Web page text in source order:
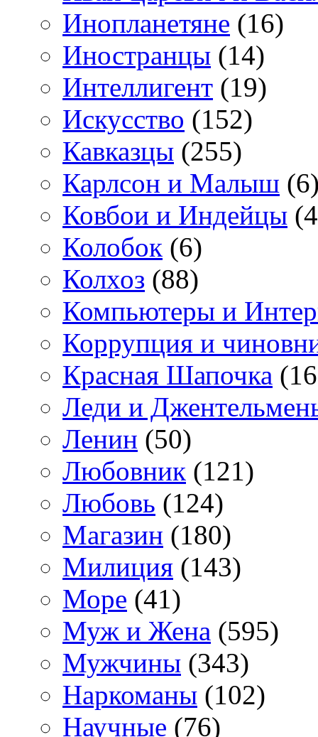
Инопланетяне (16)
Иностранцы (14)
Интеллигент (19)
Искусство (152)
Кавказцы (255)
Карлсон и Малыш
Ковбои и Индейцы
Колобок (6)
Колхоз (88)
Компьютеры и
Коррупция и
Красная Шапочка
Леди и
Ленин (50)
Любовник (121)
Любовь (124)
Магазин (180)
Милиция (143)
Море (41)
Муж и Жена (595)
Мужчины (343)
Наркоманы (102)
Научные (76)